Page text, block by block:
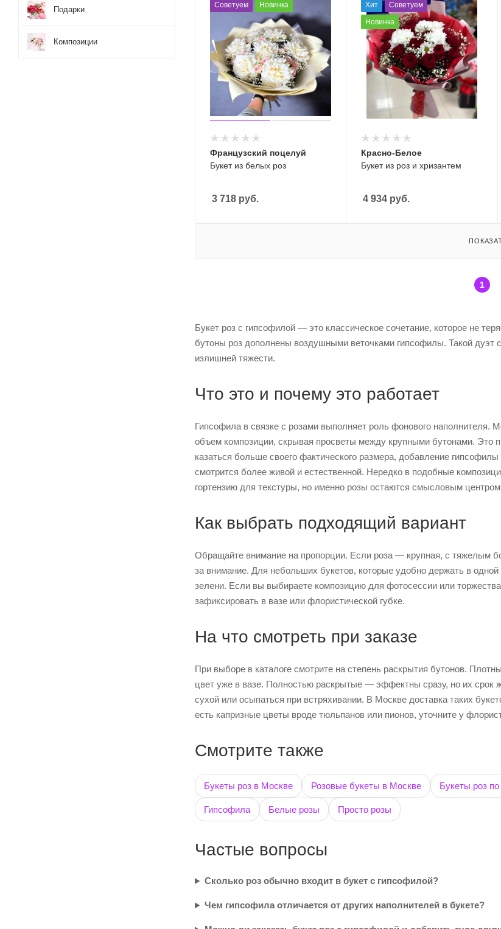
Советуем Новинка
Букет из белых роз
Французский поцелуй
3 718 руб.
Хит
Советуем
Новинка
Букет из роз и хризантем
Красно-Белое
4 934 руб.
1
Букет роз с гипсофилой — это классическое сочетание, которое не
бутоны роз дополнены воздушными веточками гипсофилы. Такой дуэт
излишней тяжести.
Что это и почему это работает
Гипсофила в связке с розами выполняет роль фонового наполнителя.
объем композиции, скрывая просветы между крупными бутонами. Это
казаться больше своего фактического размера, добавление
смотрится более живой и естественной. Нередко в подобные
гортензию для текстуры, но именно розы остаются смысловым
Как выбрать подходящий вариант
Обращайте внимание на пропорции. Если роза — крупная, с тяжелым
за внимание. Для небольших букетов, которые удобно держать в
зелени. Если вы выбираете композицию для фотосессии или
зафиксировать в вазе или флористической губке.
На что смотреть при заказе
При выборе в каталоге смотрите на степень раскрытия бутонов.
цвет уже в вазе. Полностью раскрытые — эффектны сразу, но их срок
сухой или осыпаться при встряхивании. В Москве доставка таких
есть капризные цветы вроде тюльпанов или пионов, уточните у
Смотрите также
Букеты роз в Москве Розовые букеты в Москве Букеты роз
Гипсофила Белые розы Просто розы
Частые вопросы
Сколько роз обычно входит в букет с гипсофилой?
Чем гипсофила отличается от других наполнителей в букете?
Подарки
Композиции